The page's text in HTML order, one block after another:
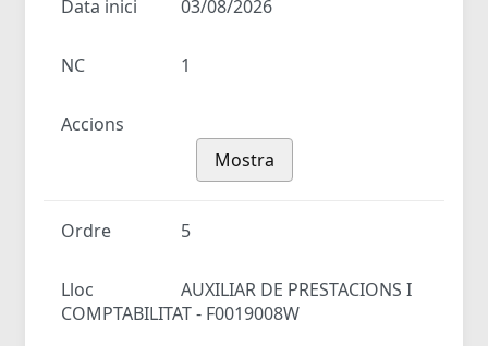
Data inici 03/08/2026
NC 1
Accions
Mostra
Ordre 5
Lloc
AUXILIAR DE PRESTACIONS I
COMPTABILITAT - F0019008W